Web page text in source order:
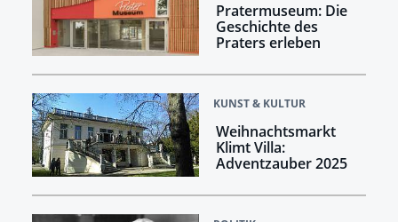
Pratermuseum: Die
Geschichte des
Praters erleben
KUNST & KULTUR
Weihnachtsmarkt
Klimt Villa:
Adventzauber 2025